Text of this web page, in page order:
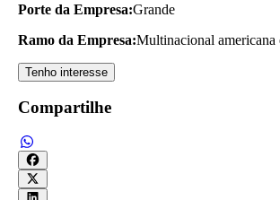
Porte da Empresa:Grande
Ramo da Empresa:Multinacional americana
Tenho interesse
Compartilhe